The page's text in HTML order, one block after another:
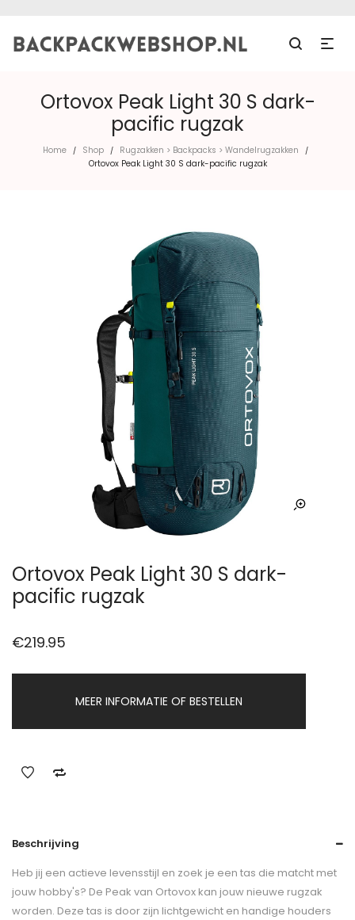
Ortovox Peak Light 30 S dark-
pacific rugzak
Home / Shop / Rugzakken > Backpacks > Wandelrugzakken /
Ortovox Peak Light 30 S dark-pacific rugzak
Ortovox Peak Light 30 S dark-
pacific rugzak
€219.95
MEER INFORMATIE OF BESTELLEN
Beschrijving
Heb jij een actieve levensstijl en zoek je een tas die matcht met
jouw hobby's? De Peak van Ortovox kan jouw nieuwe rugzak
worden. Deze tas is door zijn lichtgewicht en handige houders